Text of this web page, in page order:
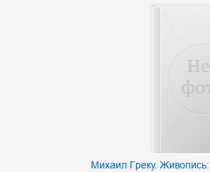
Михаил Греку. Живопись: О зримом